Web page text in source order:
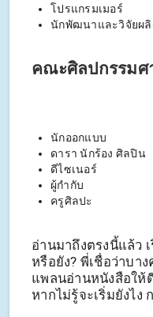
โปรแกรมเมอร์
นักพัฒนาและวิจัยผ
คณะศิลปกรรมศ
นักออกแบบ
ดารา นักร้อง ศิลปิน
ดีไซเนอร์
ผู้กำกับ
ครูศิลปะ
อ่านมาถึงตรงนี้แล้ว
หรือยัง? พี่เชื่อว่าบา
แพลนอ่านหนังสือให้
หากไม่รู้จะเริ่มยังไ